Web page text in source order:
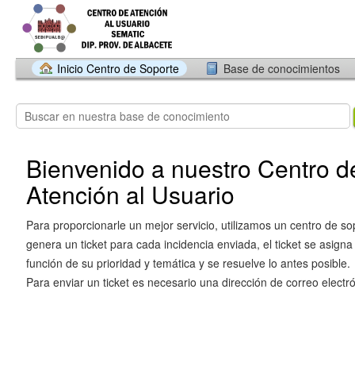
Inicio Centro de Soporte Base de conocimientos
Bienvenido a nuestro Centro
Atención al Usuario
Para proporcionarle un mejor servicio, utilizamos un centro de
genera un ticket para cada incidencia enviada, el ticket se
función de su prioridad y temática y se resuelve lo antes posible.
Para enviar un ticket es necesario una dirección de correo